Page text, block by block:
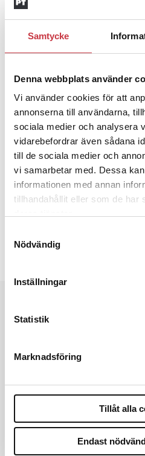
Samtycke
Denna webbplats använder
Vi använder cookies för att
annonserna till användarna,
sociala medier och analysera
vidarebefordrar även sådana
till de sociala medier och
vi samarbetar med. Dessa
informationen med annan
tillhandahållit eller som de har
Nödvändig
Inställningar
Statistik
Marknadsföring
Tillåt alla
Endast
finns stora
mångfalden inom polisen.
exempelvis Skåne släpar efter,
Bill Erlandsson
Ämnen i artikeln
TURKIET
kronor
4 juni 2026
Insändare:
underkänns på